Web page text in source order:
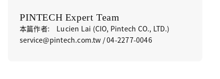
PINTECH Expert Team
本篇作者: Lucien Lai (CIO, Pintech CO., LTD.)
service@pintech.com.tw / 04-2277-0046